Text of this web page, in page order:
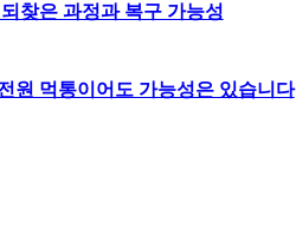
찾은 과정과 복구 가능성
원 먹통이어도 가능성은 있습니다